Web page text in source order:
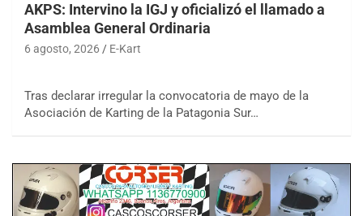
AKPS: Intervino la IGJ y oficializó el llamado a
Asamblea General Ordinaria
6 agosto, 2026 E-Kart
Tras declarar irregular la convocatoria de mayo de la
Asociación de Karting de la Patagonia Sur…